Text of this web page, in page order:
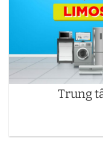
Trung